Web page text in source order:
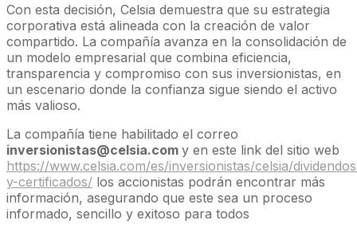
Con esta decisión, Celsia demuestra que su estrategia
corporativa está alineada con la creación de valor
compartido. La compañía avanza en la consolidación de
un modelo empresarial que combina eficiencia,
transparencia y compromiso con sus inversionistas, en
un escenario donde la confianza sigue siendo el activo
más valioso.
La compañía tiene habilitado el correo
inversionistas@celsia.com y en este link del sitio web
https://www.celsia.com/es/inversionistas/celsia/
y-certificados/ los accionistas podrán encontrar más
información, asegurando que este sea un proceso
informado, sencillo y exitoso para todos